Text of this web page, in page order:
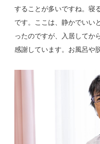
することが多いですね。寝
です。ここは、静かでいい
ったのですが、入居してか
感謝しています。お風呂や